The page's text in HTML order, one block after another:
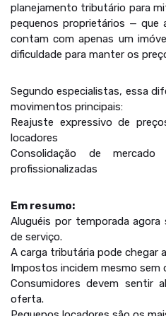
planejamento tributário para
pequenos proprietários — que
contam com apenas um
dificuldade para manter os
Segundo especialistas, essa
movimentos principais:
Reajuste expressivo de
locadores
Consolidação de
profissionalizadas
Em resumo:
Aluguéis por temporada
de serviço.
A carga tributária pode chegar
Impostos incidem mesmo sem
Consumidores devem sentir
oferta.